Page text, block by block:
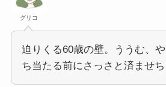
グリコ
迫りくる60歳の壁。ううむ、
ち当たる前にさっさと済ませち